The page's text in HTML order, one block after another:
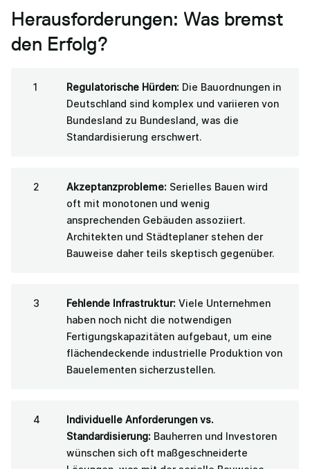
Herausforderungen: Was bremst
den Erfolg?
Regulatorische Hürden: Die Bauordnungen in
Deutschland sind komplex und variieren von
Bundesland zu Bundesland, was die
Standardisierung erschwert.
Akzeptanzprobleme: Serielles Bauen wird
oft mit monotonen und wenig
ansprechenden Gebäuden assoziiert.
Architekten und Städteplaner stehen der
Bauweise daher teils skeptisch gegenüber.
Fehlende Infrastruktur: Viele Unternehmen
haben noch nicht die notwendigen
Fertigungskapazitäten aufgebaut, um eine
flächendeckende industrielle Produktion von
Bauelementen sicherzustellen.
Individuelle Anforderungen vs.
Standardisierung: Bauherren und Investoren
wünschen sich oft maßgeschneiderte